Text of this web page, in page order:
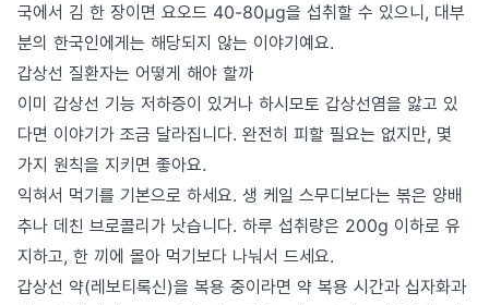
국에서 김 한 장이면 요오드 40-80μg을 섭취할 수 있으니, 대부
분의 한국인에게는 해당되지 않는 이야기예요.
갑상선 질환자는 어떻게 해야 할까
이미 갑상선 기능 저하증이 있거나 하시모토 갑상선염을 앓고 있
다면 이야기가 조금 달라집니다. 완전히 피할 필요는 없지만, 몇
가지 원칙을 지키면 좋아요.
익혀서 먹기를 기본으로 하세요. 생 케일 스무디보다는 볶은 양배
추나 데친 브로콜리가 낫습니다. 하루 섭취량은 200g 이하로 유
지하고, 한 끼에 몰아 먹기보다 나눠서 드세요.
갑상선 약(레보티록신)을 복용 중이라면 약 복용 시간과 십자화과